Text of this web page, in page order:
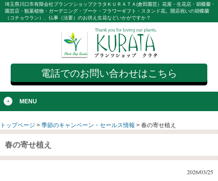
埼玉県川口市有限会社プランツショップクラタＫＵＲＡＴＡ(倉田園芸）花屋・生花店・胡蝶蘭・
園芸店・観葉植物・ガーデニング・ブーケ・フラワーギフト・スタンド花。開店祝いの胡蝶蘭
（コチョウラン）、仏事（法要）のお供え生花などいかがですか？
電話でのお問い合わせはこちら
MENU
トップページ > 季節のキャンペーン・セールス情報 > 春の寄せ植え
春の寄せ植え
2026/03/25